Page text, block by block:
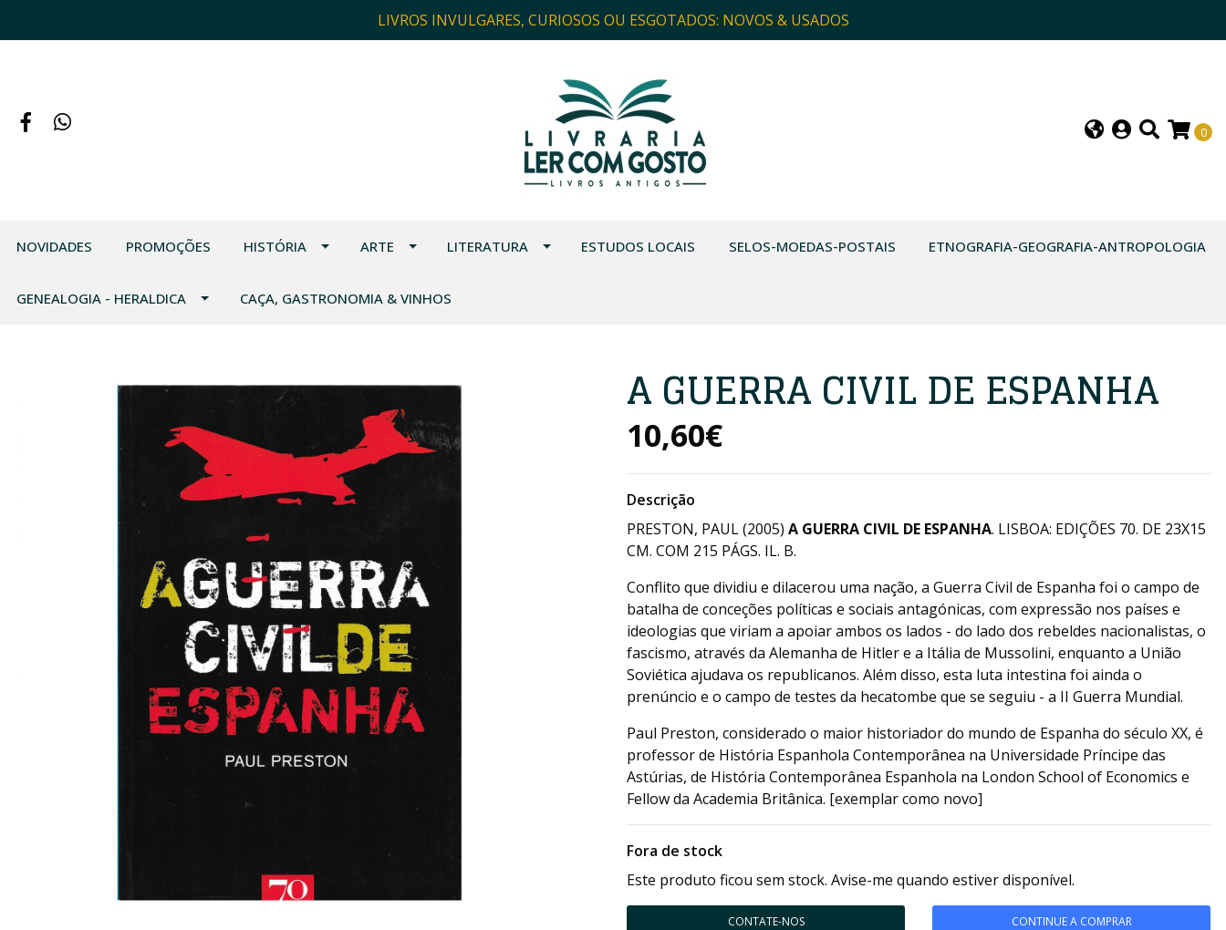
LIVROS INVULGARES, CURIOSOS OU ESGOTADOS: NOVOS & USADOS
0
NOVIDADES PROMOÇÕES HISTÓRIA ARTE LITERATURA ESTUDOS LOCAIS SELOS-MOEDAS-POSTAIS ETNOGRAFIA-GEOGRAFIA-ANTROPOLOGIA
GENEALOGIA - HERALDICA CAÇA, GASTRONOMIA & VINHOS
A GUERRA CIVIL DE ESPANHA
10,60€
Descrição
PRESTON, PAUL (2005) A GUERRA CIVIL DE ESPANHA. LISBOA: EDIÇÕES 70. DE 23X15
CM. COM 215 PÁGS. IL. B.
Conflito que dividiu e dilacerou uma nação, a Guerra Civil de Espanha foi o campo de
batalha de conceções políticas e sociais antagónicas, com expressão nos países e
ideologias que viriam a apoiar ambos os lados - do lado dos rebeldes nacionalistas, o
fascismo, através da Alemanha de Hitler e a Itália de Mussolini, enquanto a União
Soviética ajudava os republicanos. Além disso, esta luta intestina foi ainda o
prenúncio e o campo de testes da hecatombe que se seguiu - a II Guerra Mundial.
Paul Preston, considerado o maior historiador do mundo de Espanha do século XX, é
professor de História Espanhola Contemporânea na Universidade Príncipe das
Astúrias, de História Contemporânea Espanhola na London School of Economics e
Fellow da Academia Britânica. [exemplar como novo]
Fora de stock
Este produto ficou sem stock. Avise-me quando estiver disponível.
CONTATE-NOS CONTINUE A COMPRAR